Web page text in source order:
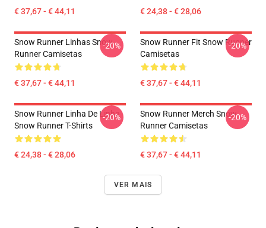
€ 37,67 - € 44,11 € 24,38 - € 28,06
Snow Runner Linhas Snow
Runner Camisetas
€ 37,67 - € 44,11
-20%
Snow Runner Fit Snow Runner
Camisetas
€ 37,67 - € 44,11
-20%
Snow Runner Linha De Linha
Snow Runner T-Shirts
€ 24,38 - € 28,06
-20%
Snow Runner Merch Snow
Runner Camisetas
€ 37,67 - € 44,11
-20%
VER MAIS